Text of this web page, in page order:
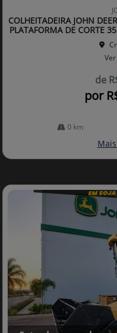
arti
lhe
COLHEITADEIRA JOHN
PLATAFORMA DE CORTE
de
por
0 km